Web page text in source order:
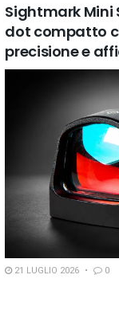
Sightmark Mini
dot compatto
precisione e
21 LUGLIO 2026 0